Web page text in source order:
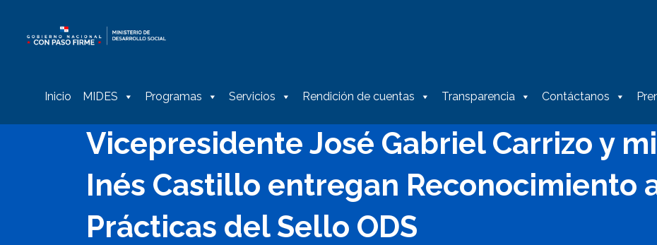
Inicio MIDES Programas Servicios Rendición de cuentas Transparencia Contáctanos
Vicepresidente José Gabriel Carrizo y
Inés Castillo entregan Reconocimiento
Prácticas del Sello ODS